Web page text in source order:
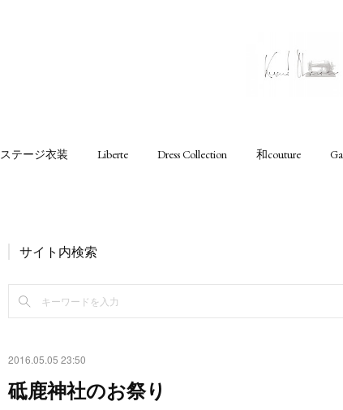
ステージ衣装 Liberte Dress Collection 和couture
サイト内検索
2016.05.05 23:50
砥鹿神社のお祭り